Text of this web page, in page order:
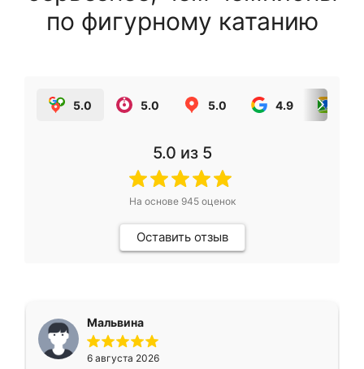
по фигурному катанию
5.0 5.0 5.0 4.9
5.0 из 5
На основе 945оценок
Оставить отзыв
Мальвина
6 августа 2026